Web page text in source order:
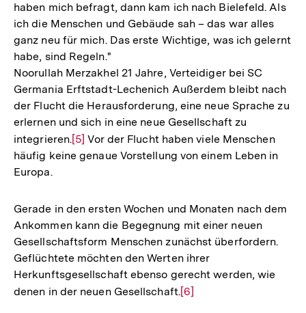
haben mich befragt, dann kam ich nach Bielefeld. Als
ich die Menschen und Gebäude sah – das war alles
ganz neu für mich. Das erste Wichtige, was ich gelernt
habe, sind Regeln."
Noorullah Merzakhel 21 Jahre, Verteidiger bei SC
Germania Erftstadt-Lechenich Außerdem bleibt nach
der Flucht die Herausforderung, eine neue Sprache zu
erlernen und sich in eine neue Gesellschaft zu
integrieren.Zur
Auflösung
[5] Vor der Flucht haben viele Menschen
häufig keine genaue Vorstellung von einem Leben in
Europa.
Gerade in den ersten Wochen und Monaten nach dem
Ankommen kann die Begegnung mit einer neuen
Gesellschaftsform Menschen zunächst überfordern.
Geflüchtete möchten den Werten ihrer
Herkunftsgesellschaft ebenso gerecht werden, wie
denen in der neuen Gesellschaft.Zur
[6]